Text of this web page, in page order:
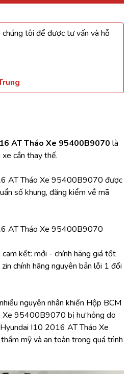
tôi để được tư vấn và hỗ
AT Tháo Xe 95400B9070 là
cần thay thế.
AT Tháo Xe 95400B9070 được
số khung, đăng kiểm về mã
AT Tháo Xe 95400B9070
kết: mới - chính hãng giá tốt
chính hãng nguyên bản lỗi 1 đổi
nguyên nhân khiến Hộp BCM
Xe 95400B9070 bị hư hỏng do
I10 2016 AT Tháo Xe
mỹ và an toàn trong quá trình